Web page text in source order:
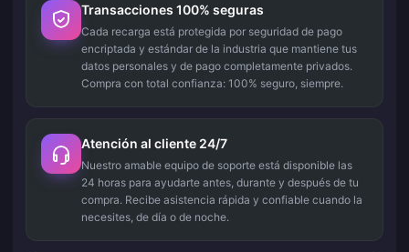
Transacciones 100% seguras
Cada recarga está protegida por seguridad de pago
encriptada y estándar de la industria que mantiene tus
datos personales y de pago completamente privados.
Compra con total confianza: 100% seguro, siempre.
Atención al cliente 24/7
Nuestro amable equipo de soporte está disponible las
24 horas para ayudarte antes, durante y después de tu
compra. Recibe asistencia rápida y confiable cuando la
necesites, de día o de noche.